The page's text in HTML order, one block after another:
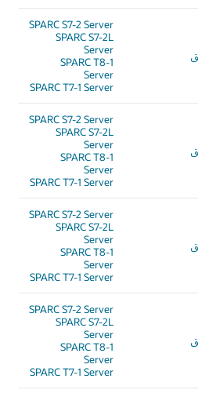
SPARC S7-2 Server
SPARC S7-2L
Server
SPARC T8-1
Server
SPARC T7-1 Server
SPARC S7-2 Server
SPARC S7-2L
Server
SPARC T8-1
Server
SPARC T7-1 Server
SPARC S7-2 Server
SPARC S7-2L
Server
SPARC T8-1
Server
SPARC T7-1 Server
SPARC S7-2 Server
SPARC S7-2L
Server
SPARC T8-1
Server
SPARC T7-1 Server